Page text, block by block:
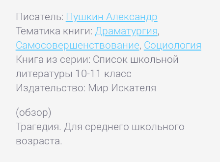
Писатель: Пушкин Александр
Тематика книги: Драматургия,
Самосовершенствование, Социология
Книга из серии: Список школьной
литературы 10-11 класс
Издательство: Мир Искателя
(обзор)
Трагедия. Для среднего школьного
возраста.